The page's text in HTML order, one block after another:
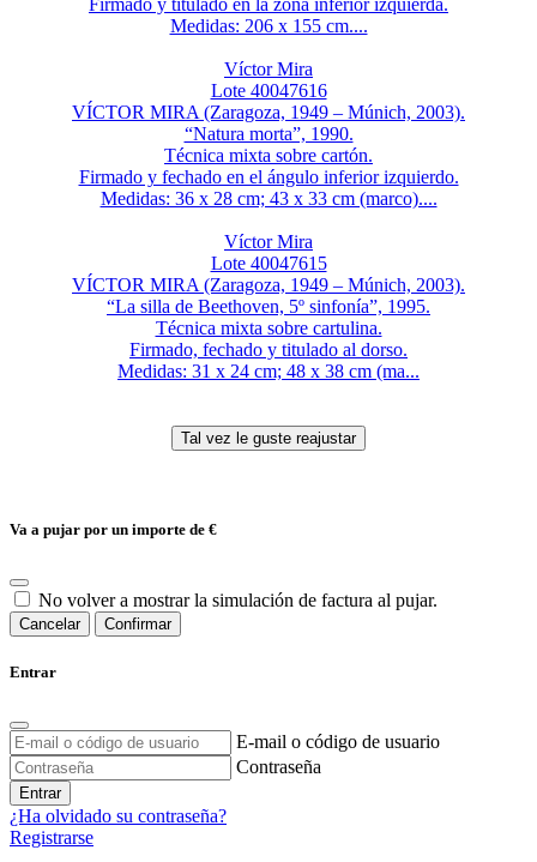
Medidas: 206 x 155 cm....
Víctor Mira
Lote 40047616
VÍCTOR MIRA (Zaragoza, 1949 – Múnich, 2003).
“Natura morta”, 1990.
Técnica mixta sobre cartón.
Firmado y fechado en el ángulo inferior izquierdo.
Medidas: 36 x 28 cm; 43 x 33 cm (marco)....
Víctor Mira
Lote 40047615
VÍCTOR MIRA (Zaragoza, 1949 – Múnich, 2003).
“La silla de Beethoven, 5º sinfonía”, 1995.
Técnica mixta sobre cartulina.
Firmado, fechado y titulado al dorso.
Medidas: 31 x 24 cm; 48 x 38 cm (ma...
Va a pujar por un importe de €
No volver a mostrar la simulación de factura al pujar.
Cancelar Confirmar
Entrar
E-mail o código de usuario
Contraseña
Entrar
¿Ha olvidado su contraseña?
Registrarse